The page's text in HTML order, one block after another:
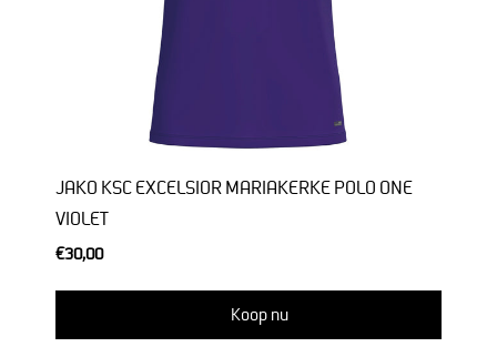
JAKO KSC EXCELSIOR MARIAKERKE POLO ONE
VIOLET
€30,00
Koop nu